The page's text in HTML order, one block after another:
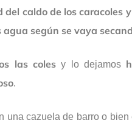
del caldo de los caracoles
según se vaya
las coles y lo dejamos
.
una cazuela de barro o